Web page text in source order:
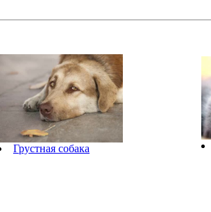
Грустная собака